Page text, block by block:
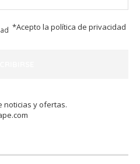
*Acepto la política de privacidad
noticias y ofertas.